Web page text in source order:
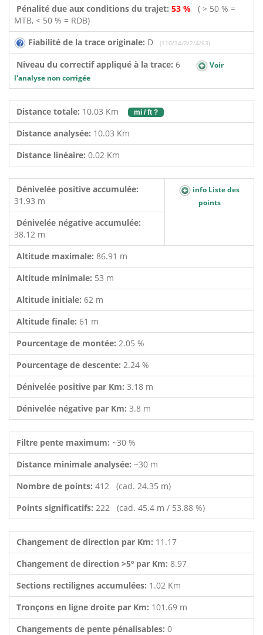
Pénalité due aux conditions du trajet: 53 % ( > 50 % =
MTB, < 50 % = RDB)
Fiabilité de la trace originale: D (110/34/2/2/4/63)
Niveau du correctif appliqué à la trace: 6
Voir
l'analyse non corrigée
Distance totale: 10.03 Km mi / ft ?
Distance analysée: 10.03 Km
Distance linéaire: 0.02 Km
Dénivelée positive accumulée:
31.93 m
info Liste des
points
Dénivelée négative accumulée:
38.12 m
Altitude maximale: 86.91 m
Altitude minimale: 53 m
Altitude initiale: 62 m
Altitude finale: 61 m
Pourcentage de montée: 2.05 %
Pourcentage de descente: 2.24 %
Dénivelée positive par Km: 3.18 m
Dénivelée négative par Km: 3.8 m
Filtre pente maximum: ~30 %
Distance minimale analysée: ~30 m
Nombre de points: 412 (cad. 24.35 m)
Points significatifs: 222 (cad. 45.4 m / 53.88 %)
Changement de direction par Km: 11.17
Changement de direction >5º par Km: 8.97
Sections rectilignes accumulées: 1.02 Km
Tronçons en ligne droite par Km: 101.69 m
Changements de pente pénalisables: 0